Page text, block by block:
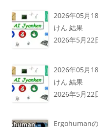
2026年05月
けん 結果
2026年5月22
2026年05月
けん 結果
2026年5月22
Ergohuman